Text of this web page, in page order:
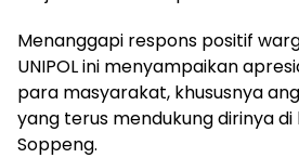
Menanggapi respons positif
UNIPOL ini menyampaikan
para masyarakat, khususnya
yang terus mendukung dirinya
Soppeng.